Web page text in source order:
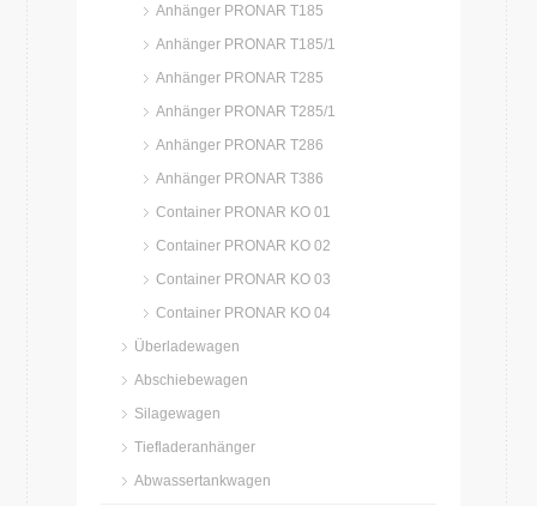
Anhänger PRONAR T185
Anhänger PRONAR T185/1
Anhänger PRONAR T285
Anhänger PRONAR T285/1
Anhänger PRONAR T286
Anhänger PRONAR T386
Container PRONAR KO 01
Container PRONAR KO 02
Container PRONAR KO 03
Container PRONAR KO 04
Überladewagen
Abschiebewagen
Silagewagen
Tiefladeranhänger
Abwassertankwagen